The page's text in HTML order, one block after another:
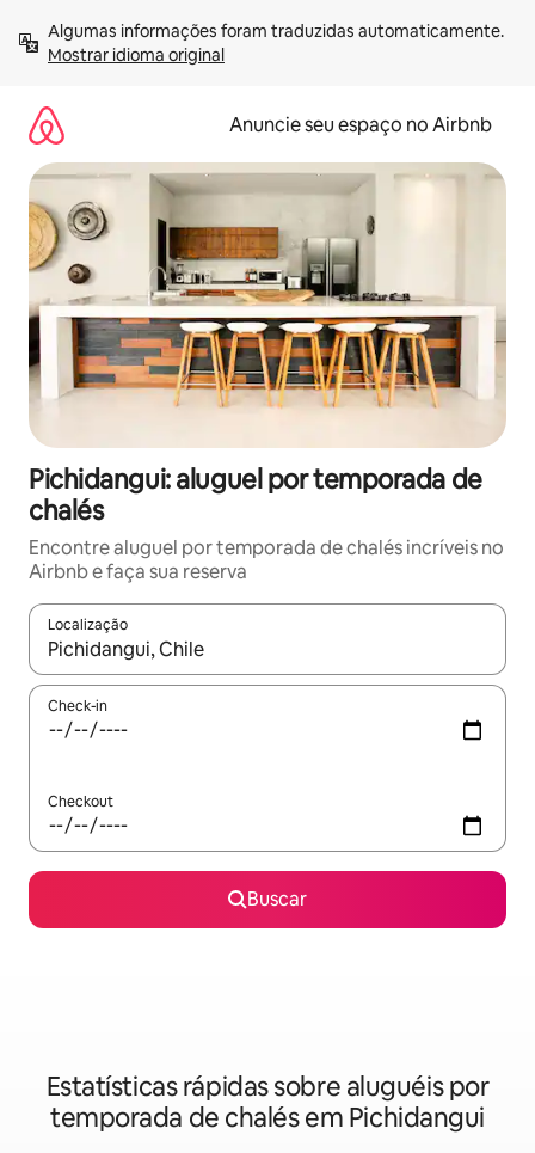
para
Mostrar idioma original
Anuncie seu espaço no Airbnb
Pichidangui: aluguel por temporada de
chalés
Encontre aluguel por temporada de chalés incríveis no
Airbnb e faça sua reserva
Localização
Quando os resultados estiverem disponíveis, explore-os
Check-in
Checkout
Buscar
Estatísticas rápidas sobre aluguéis por
temporada de chalés em Pichidangui